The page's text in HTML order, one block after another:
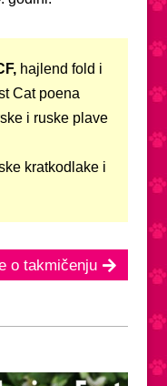
hajlend fold i
Cat poena
i ruske plave
kratkodlake i
o takmičenju